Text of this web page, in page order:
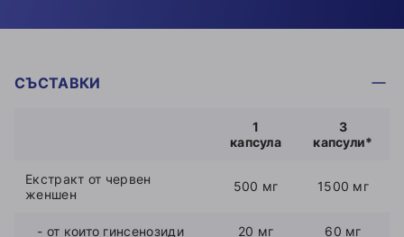
СЪСТАВКИ
1
капсула
3
капсули*
Екстракт от червен
женшен
500 мг 1500 мг
- от които гинсенозиди 20 мг 60 мг